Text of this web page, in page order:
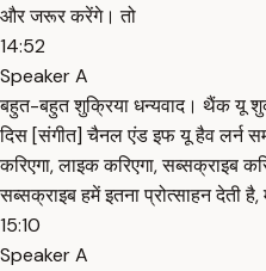
और जरूर करेंगे। तो
14:52
Speaker A
बहुत-बहुत शुक्रिया धन्यवाद। थैंक यू
दिस [संगीत] चैनल एंड इफ यू हैव लर्न
करिएगा, लाइक करिएगा,
सब्सक्राइब हमें इतना प्रोत्साहन देती
15:10
Speaker A